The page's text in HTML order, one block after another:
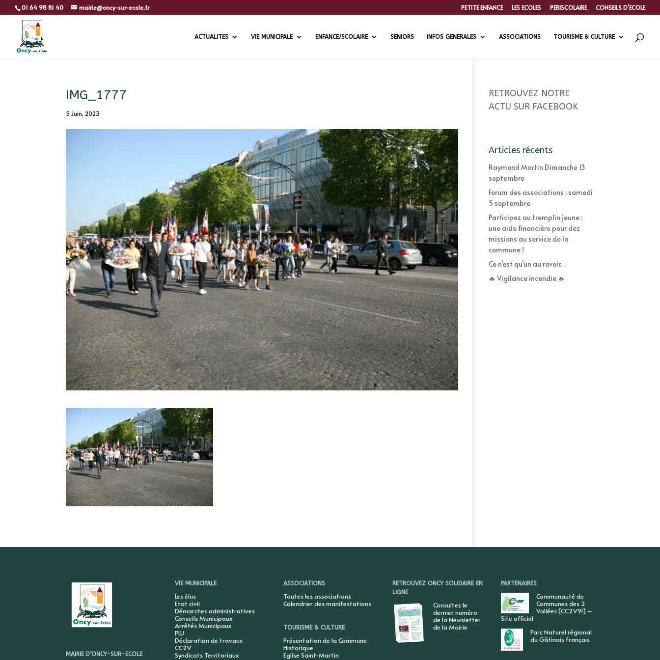
01 64 98 81 40 mairie@oncy-sur-ecole.fr PETITE ENFANCE LES ECOLES PERISCOLAIRE CONSEILS D’ECOLE
ACTUALITES VIE MUNICIPALE ENFANCE/SCOLAIRE SENIORS INFOS GENERALES ASSOCIATIONS TOURISME & CULTURE
IMG_1777
5 Juin, 2023
RETROUVEZ NOTRE
ACTU SUR FACEBOOK
Articles récents
Raymond Martin Dimanche 13
septembre
Forum des associations : samedi
5 septembre
Participez au tremplin jeune :
une aide financière pour des
missions au service de la
commune !
Ce n’est qu’un au revoir…
🔥 Vigilance incendie 🔥
MAIRIE D’ONCY-SUR-ECOLE
VIE MUNICIPALE
Les élus
Etat civil
Démarches administratives
Conseils Municipaux
Arrêtés Municipaux
PLU
Déclaration de travaux
CC2V
Syndicats Territoriaux
ASSOCIATIONS
Toutes les associations
Calendrier des manifestations
TOURISME & CULTURE
Présentation de la Commune
Historique
Eglise Saint-Martin
RETROUVEZ ONCY SOLIDAIRE EN
LIGNE
Consultez le
dernier numéro
de la Newsletter
de la Mairie
PARTENAIRES
Communauté de
Communes des 2
Vallées (CC2V91) –
Site officiel
Parc Naturel régional
du Gâtinais français